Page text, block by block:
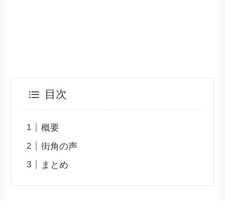
目次
概要
街角の声
まとめ